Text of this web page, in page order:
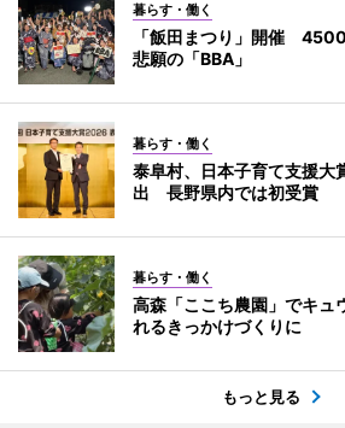
暮らす・働く
「飯田まつり」開催
悲願の「BBA」
暮らす・働く
泰阜村、日本子育て支援大
出 長野県内では初受賞
暮らす・働く
高森「ここち農園」でキ
れるきっかけづくりに
もっと見る